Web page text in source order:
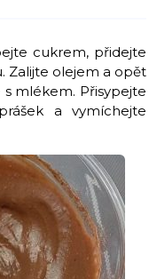
cukrem, přidejte
Zalijte olejem a opět
mlékem. Přisypejte
a vymíchejte